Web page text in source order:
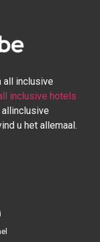
all inclusive
inclusive hotels
u het allemaal.